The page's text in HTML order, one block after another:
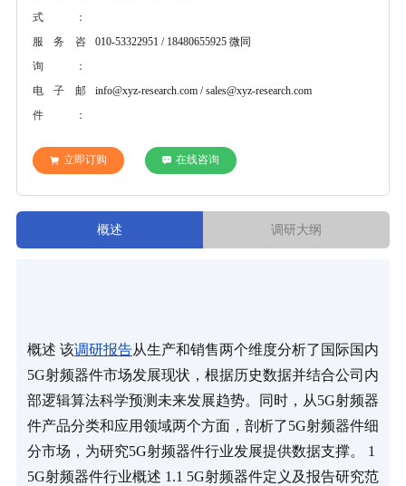
式：
服务咨
询：
010-53322951 / 18480655925 微同
电子邮
件：
info@xyz-research.com / sales@xyz-research.com
立即订购 在线咨询
概述 调研大纲
概述 该调研报告从生产和销售两个维度分析了国际国内
5G射频器件市场发展现状，根据历史数据并结合公司内
部逻辑算法科学预测未来发展趋势。同时，从5G射频器
件产品分类和应用领域两个方面，剖析了5G射频器件细
分市场，为研究5G射频器件行业发展提供数据支撑。 1
5G射频器件行业概述 1.1 5G射频器件定义及报告研究范